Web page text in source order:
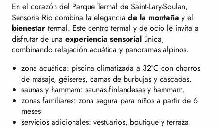
En el corazón del Parque Termal de Saint-Lary-Soulan,
Sensoria Rio combina la elegancia de la montaña y el
bienestar termal. Este centro termal y de ocio le invita a
disfrutar de una experiencia sensorial única,
combinando relajación acuática y panoramas alpinos.
zona acuática: piscina climatizada a 32°C con chorros
de masaje, géiseres, camas de burbujas y cascadas.
saunas y hammam: saunas finlandesas y hammam.
zonas familiares: zona segura para niños a partir de 6
meses
servicios adicionales: vestuarios, boutique y terraza